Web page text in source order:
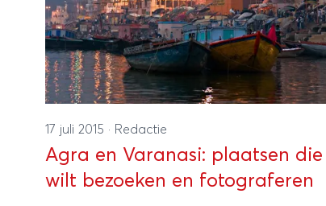
17 juli 2015 · Redactie
Agra en Varanasi: plaatsen die
wilt bezoeken en fotograferen